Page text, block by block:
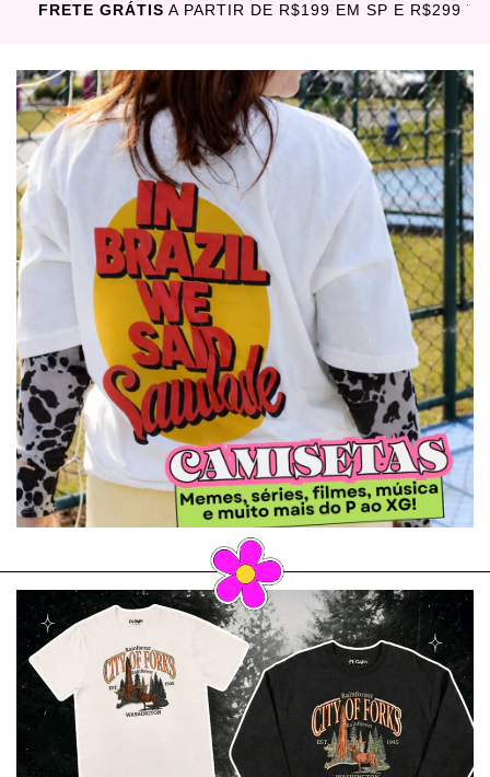
FRETE GRÁTIS A PARTIR DE R$199 EM SP E R$299